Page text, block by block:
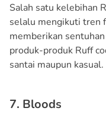
Salah satu kelebihan
selalu mengikuti tren
memberikan
produk-produk Ruff
santai maupun kasual.
7. Bloods